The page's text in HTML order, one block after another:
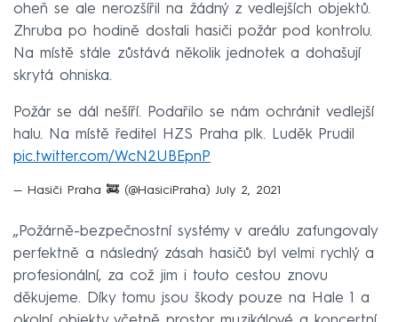
oheň se ale nerozšířil na žádný z vedlejších objektů.
Zhruba po hodině dostali hasiči požár pod kontrolu.
Na místě stále zůstává několik jednotek a dohašují
skrytá ohniska.
Požár se dál nešíří. Podařilo se nám ochránit vedlejší
halu. Na místě ředitel HZS Praha plk. Luděk Prudil
pic.twitter.com/WcN2UBEpnP
— Hasiči Praha 🚒 (@HasiciPraha) July 2, 2021
„Požárně-bezpečnostní systémy v areálu zafungovaly
perfektně a následný zásah hasičů byl velmi rychlý a
profesionální, za což jim i touto cestou znovu
děkujeme. Díky tomu jsou škody pouze na Hale 1 a